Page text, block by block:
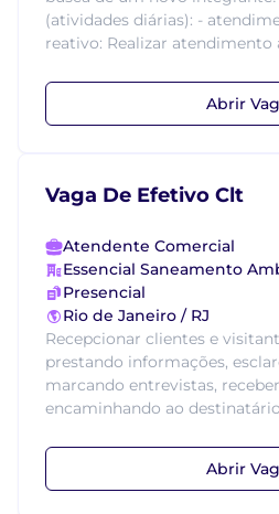
(atividades diárias): -
reativo: Realizar atendimento
Abrir
Vaga De Efetivo Clt
Atendente Comercial
Essencial Saneamento
Presencial
Rio de Janeiro / RJ
Recepcionar clientes e
prestando informações,
marcando entrevistas,
encaminhando ao
Abrir